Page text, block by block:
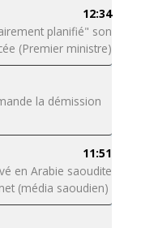
12:34
planifié" son
(Premier ministre)
la démission
11:51
en Arabie saoudite
(média saoudien)